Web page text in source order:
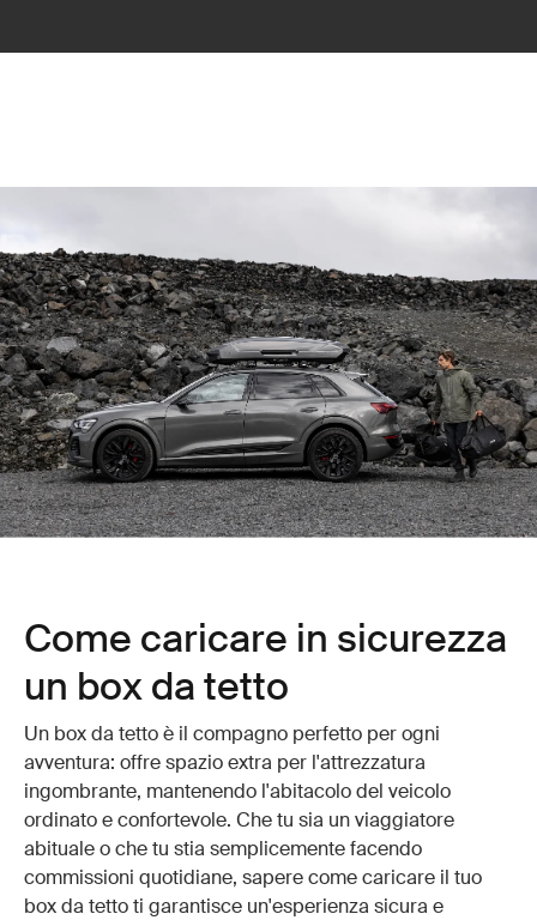
Come caricare in sicurezza
un box da tetto
Un box da tetto è il compagno perfetto per ogni
avventura: offre spazio extra per l'attrezzatura
ingombrante, mantenendo l'abitacolo del veicolo
ordinato e confortevole. Che tu sia un viaggiatore
abituale o che tu stia semplicemente facendo
commissioni quotidiane, sapere come caricare il tuo
box da tetto ti garantisce un'esperienza sicura e